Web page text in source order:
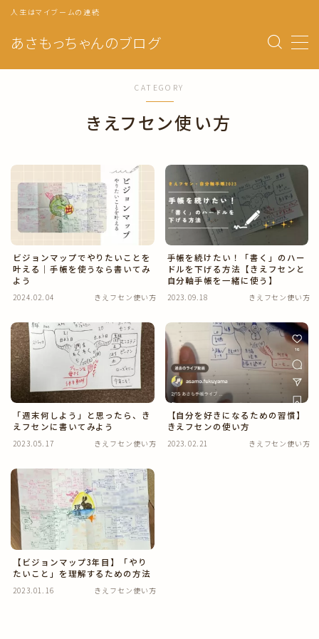
あさもっちゃんのブログ
人生はマイブームの連続
MENU
自分軸手帳の使い方
マンスリーページ
ウィークリー
自分のトリセツ
月の目標・振り返り
きえフセン使い方
健康・美容
おうちの中
あさも日記
CATEGORY
きえフセン使い方
ビジョンマップでやりたいことを
叶える｜手帳を使うなら書いてみ
よう
2024.02.04 きえフセン使い方
手帳を続けたい！「書く」のハー
ドルを下げる方法【きえフセンと
自分軸手帳を一緒に使う】
2023.09.18 きえフセン使い方
「週末何しよう」と思ったら、き
えフセンに書いてみよう
2023.05.17 きえフセン使い方
【自分を好きになるための習慣】
きえフセンの使い方
2023.02.21 きえフセン使い方
【ビジョンマップ3年目】「やり
たいこと」を理解するための方法
2023.01.16 きえフセン使い方